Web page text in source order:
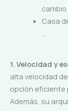
Casa
…
1. Velocidad y
alta velocidad
opción eficiente
Además, su